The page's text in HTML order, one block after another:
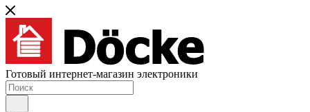
Готовый интернет-магазин электроники